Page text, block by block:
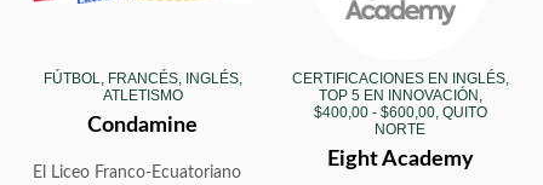
FÚTBOL, FRANCÉS, INGLÉS,
ATLETISMO
Condamine
El Liceo Franco-Ecuatoriano
CERTIFICACIONES EN INGLÉS,
TOP 5 EN INNOVACIÓN,
$400,00 - $600,00, QUITO
NORTE
Eight Academy